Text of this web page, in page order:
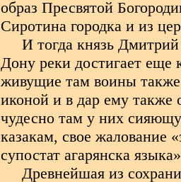
образ Пресвятой
Сиротина городка и из
И тогда князь
Дону реки достигает еще
живущие там воины также
иконой и в дар ему
чудесно там у них
казакам, свое жалование
супостат агарянска
Древнейшая из